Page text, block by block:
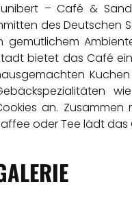
– Café &
des Deutschen
gemütlichem
bietet das Café
an.
oder Tee lädt das